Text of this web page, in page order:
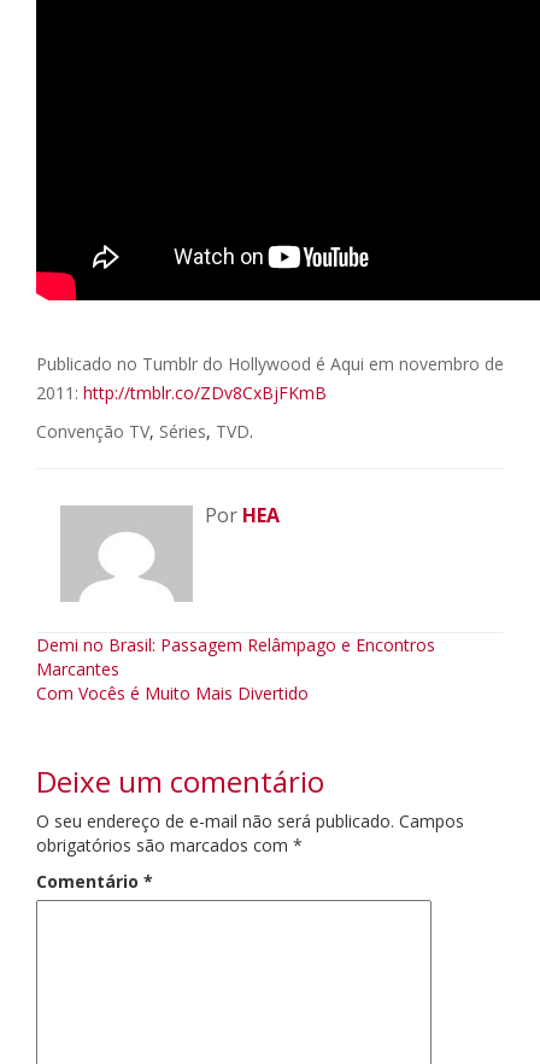
Publicado no Tumblr do Hollywood é Aqui em novembro de
2011: http://tmblr.co/ZDv8CxBjFKmB
Convenção TV, Séries, TVD.
Por HEA
Navegação
da
Demi no Brasil: Passagem Relâmpago e Encontros
Marcantes
Com Vocês é Muito Mais Divertido
Deixe um comentário
O seu endereço de e-mail não será publicado. Campos
obrigatórios são marcados com *
Comentário *